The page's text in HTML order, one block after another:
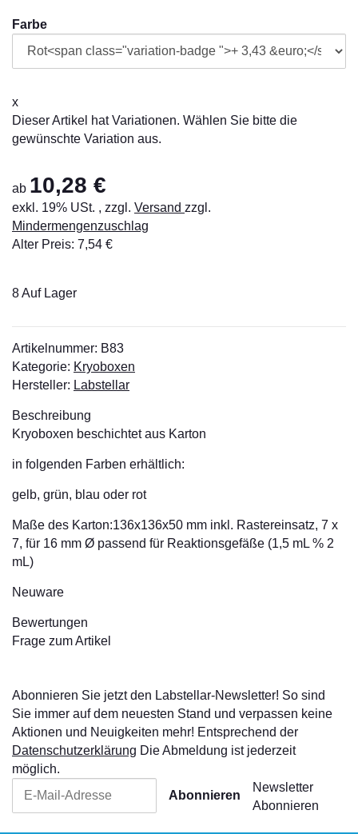
Farbe
x
Dieser Artikel hat Variationen. Wählen Sie bitte die
gewünschte Variation aus.
ab 10,28 €
exkl. 19% USt. , zzgl. Versand zzgl.
Mindermengenzuschlag
Alter Preis: 7,54 €
8 Auf Lager
Artikelnummer: B83
Kategorie: Kryoboxen
Hersteller: Labstellar
Beschreibung
Kryoboxen beschichtet aus Karton
in folgenden Farben erhältlich:
gelb, grün, blau oder rot
Maße des Karton:136x136x50 mm inkl. Rastereinsatz, 7 x
7, für 16 mm Ø passend für Reaktionsgefäße (1,5 mL % 2
mL)
Neuware
Bewertungen
Frage zum Artikel
Abonnieren Sie jetzt den Labstellar-Newsletter! So sind
Sie immer auf dem neuesten Stand und verpassen keine
Aktionen und Neuigkeiten mehr! Entsprechend der
Datenschutzerklärung Die Abmeldung ist jederzeit
möglich.
Abonnieren
Newsletter
Abonnieren